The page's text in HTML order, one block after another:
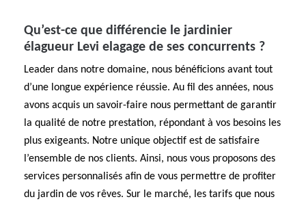
Qu’est-ce que différencie le jardinier
élagueur Levi elagage de ses concurrents ?
Leader dans notre domaine, nous bénéficions avant tout
d’une longue expérience réussie. Au fil des années, nous
avons acquis un savoir-faire nous permettant de garantir
la qualité de notre prestation, répondant à vos besoins les
plus exigeants. Notre unique objectif est de satisfaire
l’ensemble de nos clients. Ainsi, nous vous proposons des
services personnalisés afin de vous permettre de profiter
du jardin de vos rêves. Sur le marché, les tarifs que nous